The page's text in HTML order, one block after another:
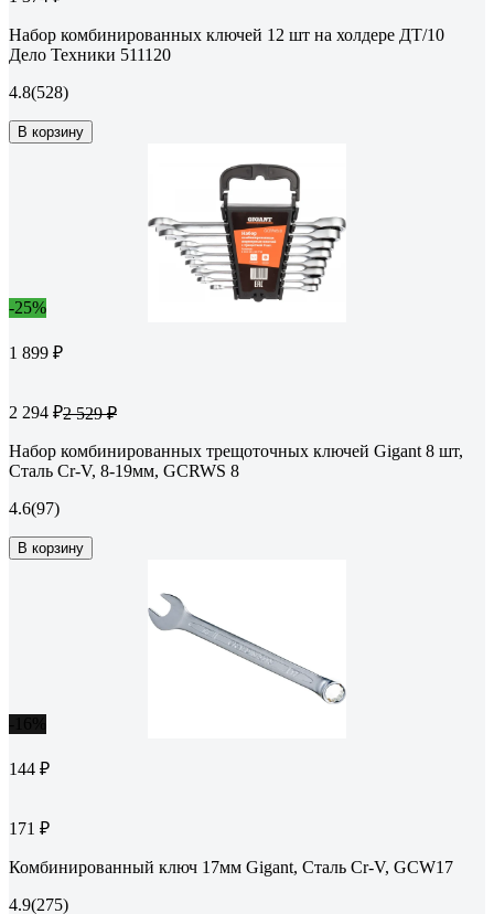
Набор комбинированных ключей 12 шт на холдере ДТ/10
Дело Техники 511120
4.8(528)
В корзину
-25%
1 899 ₽
2 294 ₽2 529 ₽
Набор комбинированных трещоточных ключей Gigant 8 шт,
Сталь Cr-V, 8-19мм, GCRWS 8
4.6(97)
В корзину
144 ₽
171 ₽
Комбинированный ключ 17мм Gigant, Сталь Cr-V, GCW17
4.9(275)